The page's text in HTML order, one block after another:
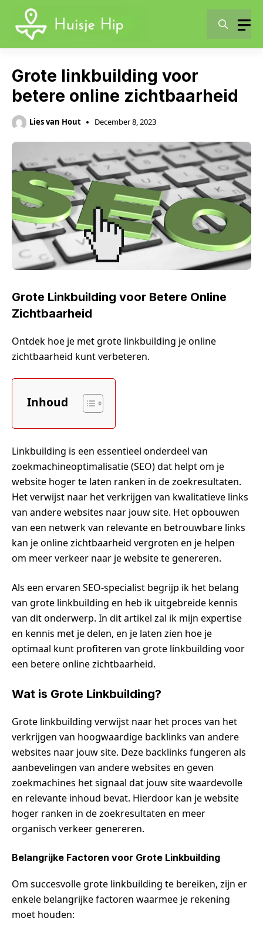
content
Grote linkbuilding voor
betere online zichtbaarheid
Lies van Hout December 8, 2023
Grote Linkbuilding voor Betere Online
Zichtbaarheid
Ontdek hoe je met grote linkbuilding je online
zichtbaarheid kunt verbeteren.
Inhoud
Linkbuilding is een essentieel onderdeel van
zoekmachineoptimalisatie (SEO) dat helpt om je
website hoger te laten ranken in de zoekresultaten.
Het verwijst naar het verkrijgen van kwalitatieve links
van andere websites naar jouw site. Het opbouwen
van een netwerk van relevante en betrouwbare links
kan je online zichtbaarheid vergroten en je helpen
om meer verkeer naar je website te genereren.
Als een ervaren SEO-specialist begrijp ik het belang
van grote linkbuilding en heb ik uitgebreide kennis
van dit onderwerp. In dit artikel zal ik mijn expertise
en kennis met je delen, en je laten zien hoe je
optimaal kunt profiteren van grote linkbuilding voor
een betere online zichtbaarheid.
Wat is Grote Linkbuilding?
Grote linkbuilding verwijst naar het proces van het
verkrijgen van hoogwaardige backlinks van andere
websites naar jouw site. Deze backlinks fungeren als
aanbevelingen van andere websites en geven
zoekmachines het signaal dat jouw site waardevolle
en relevante inhoud bevat. Hierdoor kan je website
hoger ranken in de zoekresultaten en meer
organisch verkeer genereren.
Belangrijke Factoren voor Grote Linkbuilding
Om succesvolle grote linkbuilding te bereiken, zijn er
enkele belangrijke factoren waarmee je rekening
moet houden: